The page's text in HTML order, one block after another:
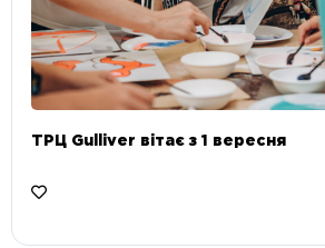
ТРЦ Gulliver вітає з 1 вересня